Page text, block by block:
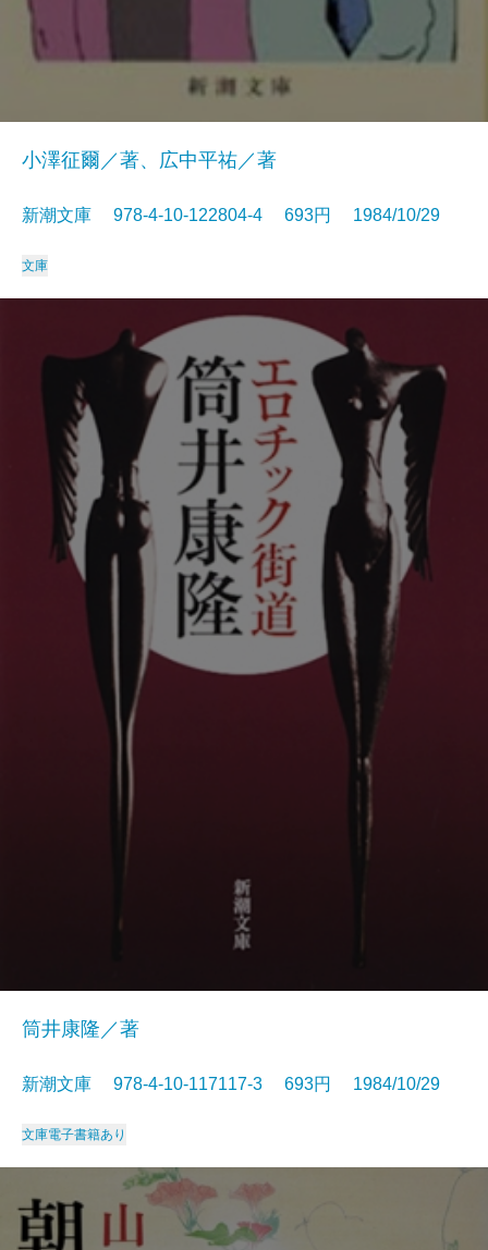
小澤征爾／著、広中平祐／著
新潮文庫 978-4-10-122804-4 693円 1984/10/29
文庫
筒井康隆／著
新潮文庫 978-4-10-117117-3 693円 1984/10/29
文庫電子書籍あり